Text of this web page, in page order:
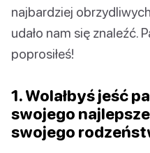
najbardziej
udało nam się znaleźć.
poprosiłeś!
1. Wolałbyś jeść
swojego
swojego